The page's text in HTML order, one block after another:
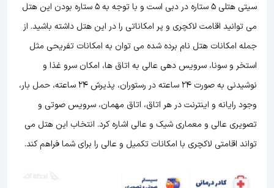
سیتی هتلی 5 ستاره در دبی است و با توجه به 5 ستاره بودن این هتل
می توانید اقامت لاکچری و پر امکاناتی را در این هتل داشته باشید. از
جمله امکانات هتل نام برده شده می توان به امکانات تفریحی مثل
استخر و سونا، سرویس دهی عالی به اتاق ها، امکان سرو غذا و
نوشیدنی به صورت 24 ساعته در رستوران، پذیرش 24 ساعته، حمل بار،
وجود رایانه و اینترنت در هر اتاق، اتاق مهمان، سرویس صوتی و
تصویری عالی و معماری شیک و عالی اشاره کرد. انتخاب این هتل می
تواند اقامتی لاکچری با امکانات تکمیل و عالی را برای شما فراهم کند.